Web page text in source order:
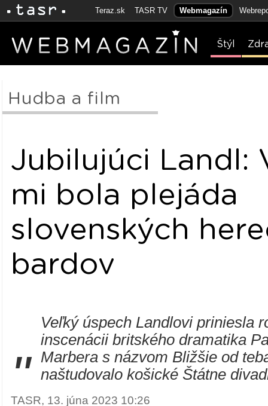
Teraz.sk TASR TV Webmagazín
Štýl
Hudba a film
Jubilujúci Landl:
mi bola plejáda
slovenských
bardov
"
Veľký úspech Landlovi priniesla
inscenácii britského dramatika
Marbera s názvom Bližšie od
naštudovalo košické Štátne
TASR, 13. júna 2023 10:26